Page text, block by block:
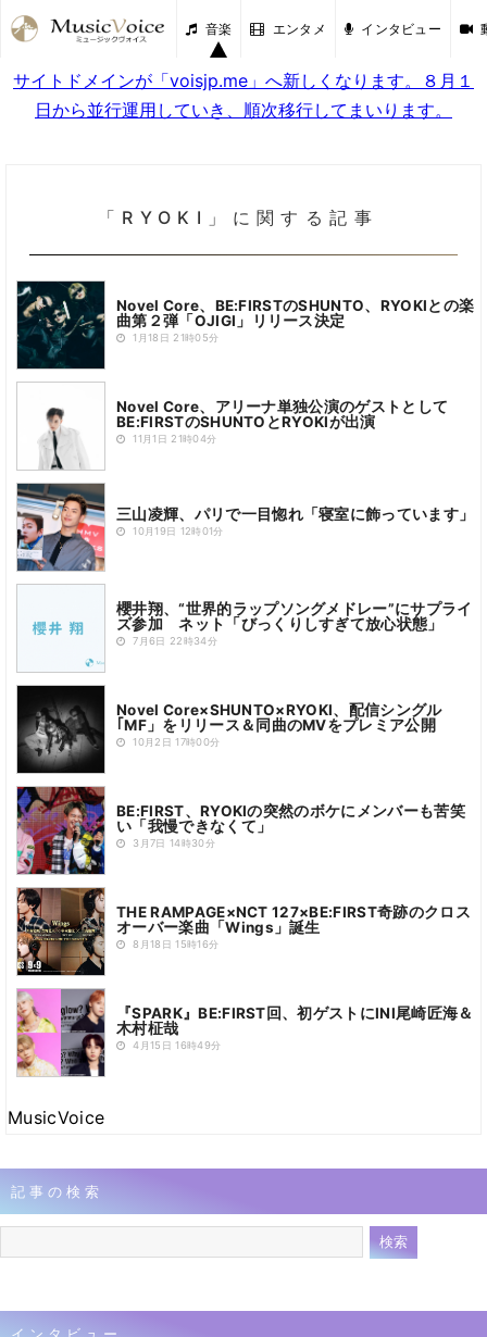
音楽 エンタメ インタビュー
サイトドメインが「voisjp.me」へ新しくなります。８月１
日から並行運用していき、順次移行してまいります。
「RYOKI」に関する記事
Novel Core、BE:FIRSTのSHUNTO、RYOKIとの楽
曲第２弾「OJIGI」リリース決定
1月18日 21時05分
Novel Core、アリーナ単独公演のゲストとして
BE:FIRSTのSHUNTOとRYOKIが出演
11月1日 21時04分
三山凌輝、パリで一目惚れ「寝室に飾っています」
10月19日 12時01分
櫻井翔、“世界的ラップソングメドレー”にサプライ
ズ参加 ネット「びっくりしすぎて放心状態」
7月6日 22時34分
Novel Core×SHUNTO×RYOKI、配信シングル
｢MF」をリリース＆同曲のMVをプレミア公開
10月2日 17時00分
BE:FIRST、RYOKIの突然のボケにメンバーも苦笑
い「我慢できなくて」
3月7日 14時30分
THE RAMPAGE×NCT 127×BE:FIRST奇跡のクロス
オーバー楽曲「Wings」誕生
8月18日 15時16分
『SPARK』BE:FIRST回、初ゲストにINI尾崎匠海＆
木村柾哉
4月15日 16時49分
MusicVoice
記事の検索
インタビュー